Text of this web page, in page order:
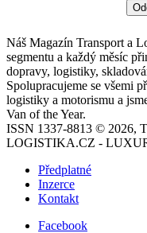
Náš Magazín Transport a
segmentu a každý měsíc
dopravy, logistiky,
Spolupracujeme se všemi
logistiky a motorismu a
Van of the Year.
ISSN 1337-8813 © 2026,
LOGISTIKA.CZ -
Předplatné
Inzerce
Kontakt
Facebook